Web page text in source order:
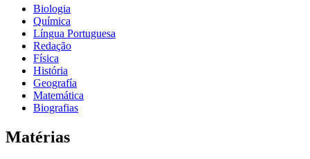
Biologia
Química
Língua Portuguesa
Redação
Física
História
Geografía
Matemática
Biografias
Matérias